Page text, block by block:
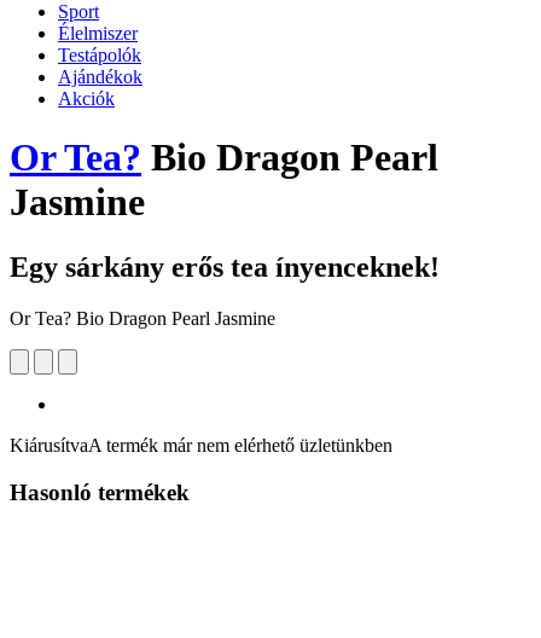
Sport
Élelmiszer
Testápolók
Ajándékok
Akciók
Or Tea? Bio Dragon Pearl
Jasmine
Egy sárkány erős tea ínyenceknek!
Or Tea? Bio Dragon Pearl Jasmine
KiárusítvaA termék már nem elérhető üzletünkben
Hasonló termékek